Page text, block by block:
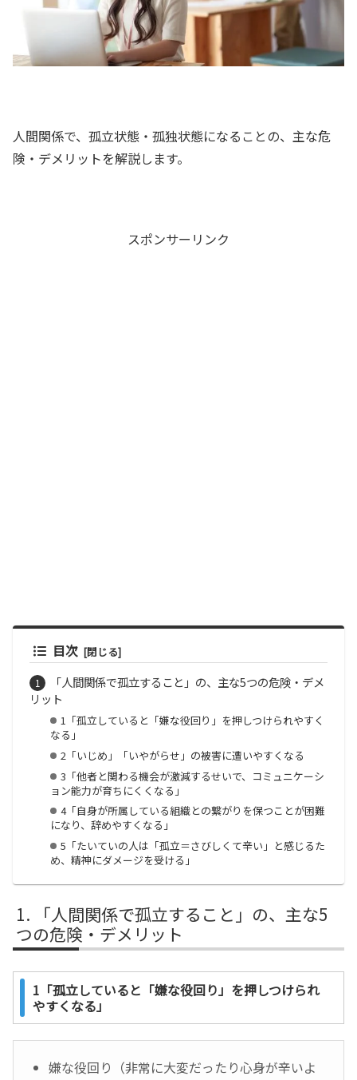
人間関係で、孤立状態・孤独状態になることの、主な危
険・デメリットを解説します。
スポンサーリンク
目次
「人間関係で孤立すること」の、主な5つの危険・デメ
リット
1「孤立していると「嫌な役回り」を押しつけられやすく
なる」
2「いじめ」「いやがらせ」の被害に遭いやすくなる
3「他者と関わる機会が激減するせいで、コミュニケーシ
ョン能力が育ちにくくなる」
4「自身が所属している組織との繋がりを保つことが困難
になり、辞めやすくなる」
5「たいていの人は「孤立＝さびしくて辛い」と感じるた
め、精神にダメージを受ける」
「人間関係で孤立すること」の、主な5
つの危険・デメリット
1「孤立していると「嫌な役回り」を押しつけられ
やすくなる」
嫌な役回り（非常に大変だったり心身が辛いよ